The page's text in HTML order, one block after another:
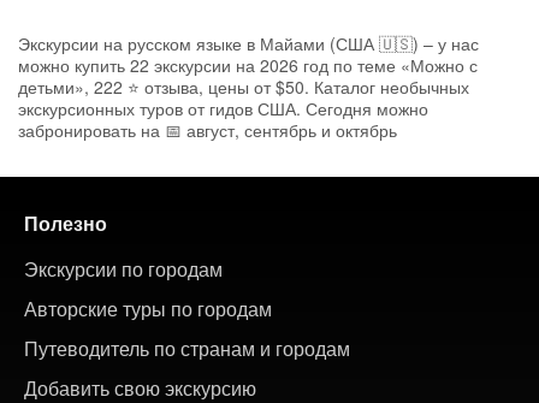
Экскурсии на русском языке в Майами (США 🇺🇸) – у нас
можно купить 22 экскурсии на 2026 год по теме «Можно с
детьми», 222 ⭐ отзыва, цены от $50. Каталог необычных
экскурсионных туров от гидов США. Сегодня можно
забронировать на 📅 август, сентябрь и октябрь
Полезно
Экскурсии по городам
Авторские туры по городам
Путеводитель по странам и городам
Добавить свою экскурсию